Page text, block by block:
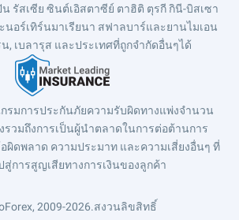
รัสเซีย ซินต์เอิสตาซีย์ ตาฮิติ ตุรกี กินี-บิสเซา
นอร์เทิร์นมาเรียนา สฟาลบาร์และยานไมเอน
, เบลารุส และประเทศที่ถูกจำกัดอื่นๆได้
กรมการประกันภัยความรับผิดทางแพ่งจำนวน
งรวมถึงการเป็นผู้นำตลาดในการต่อต้านการ
ผิดพลาด ความประมาท และความเสี่ยงอื่นๆ ที่
สู่การสูญเสียทางการเงินของลูกค้า
2009-2026.สงวนลิขสิทธิ์